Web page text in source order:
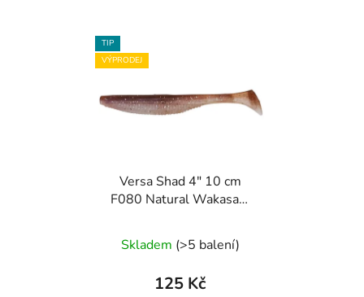
TIP
VÝPRODEJ
Versa Shad 4" 10 cm
F080 Natural Wakasagi
Skladem (>5 balení)
125 Kč